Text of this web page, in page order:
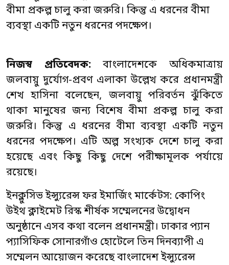
বীমা প্রকল্প চালু করা জরুরি। কিন্তু এ ধরনের বীমা
ব্যবস্থা একটি নতুন ধরনের পদক্ষেপ।
নিজস্ব প্রতিবেদক:বাংলাদেশকে অধিকমাত্রায়
জলবায়ু দুর্যোগ-প্রবণ এলাকা উল্লেখ করে প্রধানমন্ত্রী
শেখ হাসিনা বলেছেন, জলবায়ু পরিবর্তন ঝুঁকিতে
থাকা মানুষের জন্য বিশেষ বীমা প্রকল্প চালু করা
জরুরি। কিন্তু এ ধরনের বীমা ব্যবস্থা একটি নতুন
ধরনের পদক্ষেপ। এটি অল্প সংখ্যক দেশে চালু করা
হয়েছে এবং কিছু কিছু দেশে পরীক্ষামূলক পর্যায়ে
রয়েছে।
ইনক্লুসিভ ইন্স্যুরেন্স ফর ইমার্জিং মার্কেটস: কোপিং
উইথ ক্লাইমেট রিস্ক শীর্ষক সম্মেলনের উদ্বোধন
অনুষ্ঠানে এসব কথা বলেন প্রধানমন্ত্রী। ঢাকার প্যান
প্যাসিফিক সোনারগাঁও হোটেলে তিন দিনব্যাপী এ
সম্মেলন আয়োজন করেছে বাংলাদেশ ইন্স্যুরেন্স